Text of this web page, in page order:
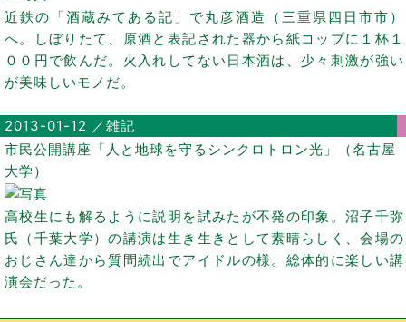
近鉄の「酒蔵みてある記」で丸彦酒造（三重県四日市市）
へ。しぼりたて、原酒と表記された器から紙コップに１杯１
００円で飲んだ。火入れしてない日本酒は、少々刺激が強い
が美味しいモノだ。
2013-01-12 ／雑記
市民公開講座「人と地球を守るシンクロトロン光」（名古屋
大学）
高校生にも解るように説明を試みたが不発の印象。沼子千弥
氏（千葉大学）の講演は生き生きとして素晴らしく、会場の
おじさん達から質問続出でアイドルの様。総体的に楽しい講
演会だった。